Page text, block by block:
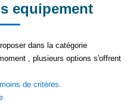
Surface min
Plus de critères
equipement
dans la catégorie
, plusieurs options s'offrent
de critères.